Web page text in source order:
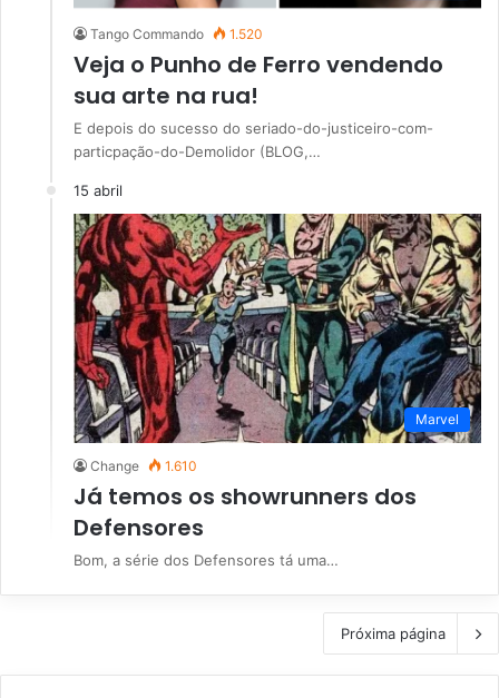
Tango Commando 1.520
Veja o Punho de Ferro vendendo
sua arte na rua!
E depois do sucesso do seriado-do-justiceiro-com-
particpação-do-Demolidor (BLOG,…
15 abril
Marvel
Change 1.610
Já temos os showrunners dos
Defensores
Bom, a série dos Defensores tá uma…
Próxima página